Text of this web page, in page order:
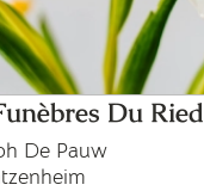
Du Ried
De Pauw